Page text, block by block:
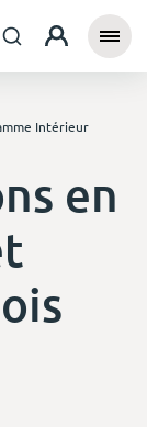
Intérieur
en